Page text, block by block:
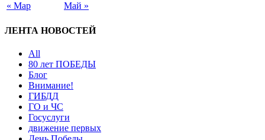
« Мар Май »
ЛЕНТА НОВОСТЕЙ
All
80 лет ПОБЕДЫ
Блог
Внимание!
ГИБДД
ГО и ЧС
Госуслуги
движение первых